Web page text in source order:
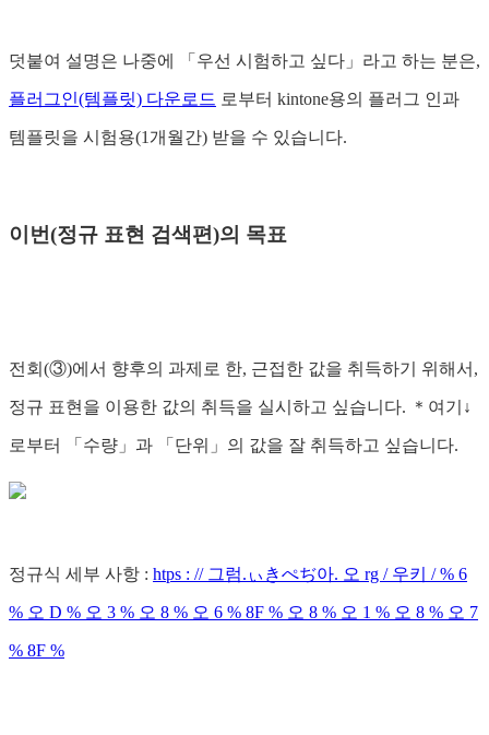
덧붙여 설명은 나중에 「우선 시험하고 싶다」라고 하는 분은,
플러그인(템플릿) 다운로드 로부터 kintone용의 플러그 인과
템플릿을 시험용(1개월간) 받을 수 있습니다.
이번(정규 표현 검색편)의 목표
전회(③)에서 향후의 과제로 한, 근접한 값을 취득하기 위해서,
정규 표현을 이용한 값의 취득을 실시하고 싶습니다. ＊여기↓
로부터 「수량」과 「단위」의 값을 잘 취득하고 싶습니다.
정규식 세부 사항 : htps : // 그럼.ぃきぺぢ아. 오 rg / 우키 / % 6
% 오 D % 오 3 % 오 8 % 오 6 % 8F % 오 8 % 오 1 % 오 8 % 오 7
% 8F %